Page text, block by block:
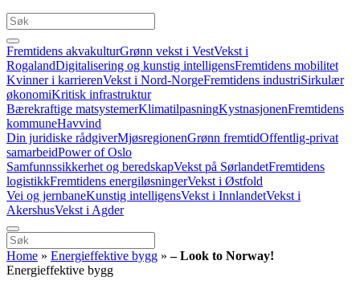
Fremtidens akvakulturGrønn vekst i VestVekst i
RogalandDigitalisering og kunstig intelligensFremtidens mobilitet
Kvinner i karrierenVekst i Nord-NorgeFremtidens industriSirkulær
økonomiKritisk infrastruktur
Bærekraftige matsystemerKlimatilpasningKystnasjonenFremtidens
kommuneHavvind
Din juridiske rådgiverMjøsregionenGrønn fremtidOffentlig-privat
samarbeidPower of Oslo
Samfunnssikkerhet og beredskapVekst på SørlandetFremtidens
logistikkFremtidens energiløsningerVekst i Østfold
Vei og jernbaneKunstig intelligensVekst i InnlandetVekst i
AkershusVekst i Agder
Home » Energieffektive bygg »– Look to Norway!
Energieffektive bygg